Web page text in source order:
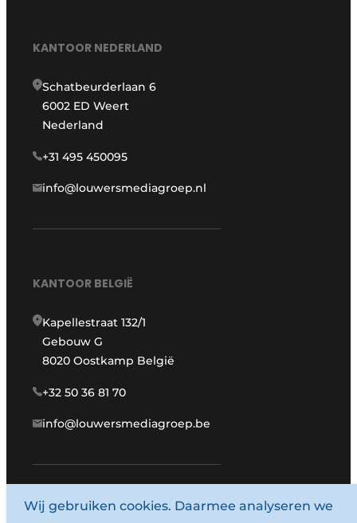
KANTOOR NEDERLAND
Schatbeurderlaan 6
6002 ED Weert
Nederland
+31 495 450095
info@louwersmediagroep.nl
KANTOOR BELGIË
Kapellestraat 132/1
Gebouw G
8020 Oostkamp België
+32 50 36 81 70
info@louwersmediagroep.be
www.louwersmediagroep.com
Wij gebruiken cookies. Daarmee analyseren we